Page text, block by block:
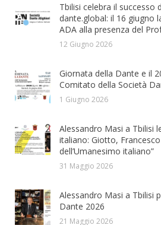
Tbilisi celebra il
dante.global: il 16 giugno
ADA alla presenza del
12 Giugno 2026
Giornata della Dante e il
Comitato della Società
1 Giugno 2026
Alessandro Masi a Tbilisi
italiano: Giotto,
dell’Umanesimo italiano”
31 Maggio 2026
Alessandro Masi a Tbilisi
Dante 2026
21 Maggio 2026